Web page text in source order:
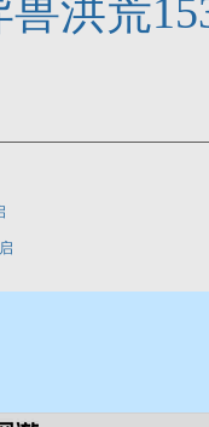
兽洪荒